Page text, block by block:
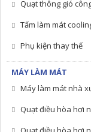
Quạt thông gió
Tấm làm mát
Phụ kiện thay thế
MÁY LÀM MÁT
Máy làm mát nhà
Quạt điều hòa hơi